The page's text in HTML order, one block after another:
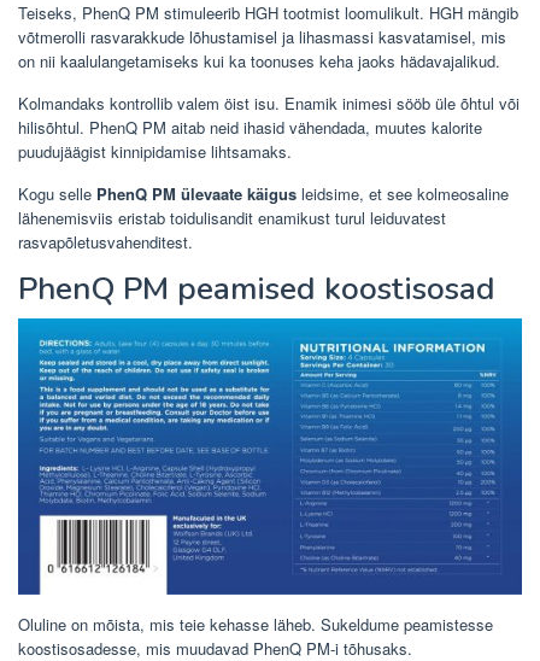
Teiseks, PhenQ PM stimuleerib HGH tootmist loomulikult. HGH mängib
võtmerolli rasvarakkude lõhustamisel ja lihasmassi kasvatamisel, mis
on nii kaalulangetamiseks kui ka toonuses keha jaoks hädavajalikud.
Kolmandaks kontrollib valem öist isu. Enamik inimesi sööb üle õhtul või
hilisõhtul. PhenQ PM aitab neid ihasid vähendada, muutes kalorite
puudujäägist kinnipidamise lihtsamaks.
Kogu selle PhenQ PM ülevaate käigus leidsime, et see kolmeosaline
lähenemisviis eristab toidulisandit enamikust turul leiduvatest
rasvapõletusvahenditest.
PhenQ PM peamised koostisosad
Oluline on mõista, mis teie kehasse läheb. Sukeldume peamistesse
koostisosadesse, mis muudavad PhenQ PM-i tõhusaks.